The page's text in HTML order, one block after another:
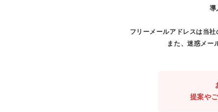
導
フリーメールアドレスは当
また、迷惑メー
提案や